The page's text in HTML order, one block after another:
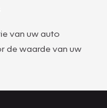
van uw auto
de waarde van uw